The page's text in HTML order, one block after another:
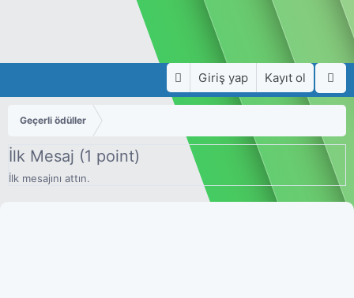
Giriş yap Kayıt ol
Geçerli ödüller
İlk Mesaj (1 point)
İlk mesajını attın.